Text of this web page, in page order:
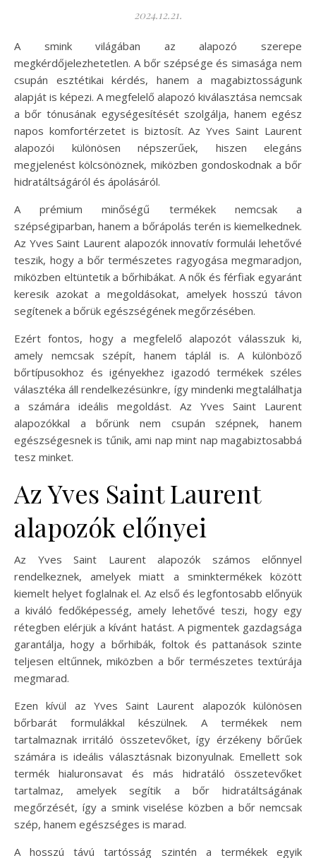
2024.12.21.
A smink világában az alapozó szerepe
megkérdőjelezhetetlen. A bőr szépsége és simasága nem
csupán esztétikai kérdés, hanem a magabiztosságunk
alapját is képezi. A megfelelő alapozó kiválasztása nemcsak
a bőr tónusának egységesítését szolgálja, hanem egész
napos komfortérzetet is biztosít. Az Yves Saint Laurent
alapozói különösen népszerűek, hiszen elegáns
megjelenést kölcsönöznek, miközben gondoskodnak a bőr
hidratáltságáról és ápolásáról.
A prémium minőségű termékek nemcsak a
szépségiparban, hanem a bőrápolás terén is kiemelkednek.
Az Yves Saint Laurent alapozók innovatív formulái lehetővé
teszik, hogy a bőr természetes ragyogása megmaradjon,
miközben eltüntetik a bőrhibákat. A nők és férfiak egyaránt
keresik azokat a megoldásokat, amelyek hosszú távon
segítenek a bőrük egészségének megőrzésében.
Ezért fontos, hogy a megfelelő alapozót válasszuk ki,
amely nemcsak szépít, hanem táplál is. A különböző
bőrtípusokhoz és igényekhez igazodó termékek széles
választéka áll rendelkezésünkre, így mindenki megtalálhatja
a számára ideális megoldást. Az Yves Saint Laurent
alapozókkal a bőrünk nem csupán szépnek, hanem
egészségesnek is tűnik, ami nap mint nap magabiztosabbá
tesz minket.
Az Yves Saint Laurent
alapozók előnyei
Az Yves Saint Laurent alapozók számos előnnyel
rendelkeznek, amelyek miatt a sminktermékek között
kiemelt helyet foglalnak el. Az első és legfontosabb előnyük
a kiváló fedőképesség, amely lehetővé teszi, hogy egy
rétegben elérjük a kívánt hatást. A pigmentek gazdagsága
garantálja, hogy a bőrhibák, foltok és pattanások szinte
teljesen eltűnnek, miközben a bőr természetes textúrája
megmarad.
Ezen kívül az Yves Saint Laurent alapozók különösen
bőrbarát formulákkal készülnek. A termékek nem
tartalmaznak irritáló összetevőket, így érzékeny bőrűek
számára is ideális választásnak bizonyulnak. Emellett sok
termék hialuronsavat és más hidratáló összetevőket
tartalmaz, amelyek segítik a bőr hidratáltságának
megőrzését, így a smink viselése közben a bőr nemcsak
szép, hanem egészséges is marad.
A hosszú távú tartósság szintén a termékek egyik